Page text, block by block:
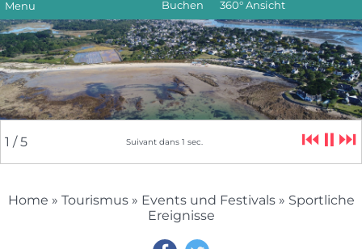
Buchen 360° Ansicht
2 / 5 Suivant dans5 sec. ⏮ ⏸ ⏭
Menu
Home » Tourismus» Events und Festivals» Sportliche
Ereignisse